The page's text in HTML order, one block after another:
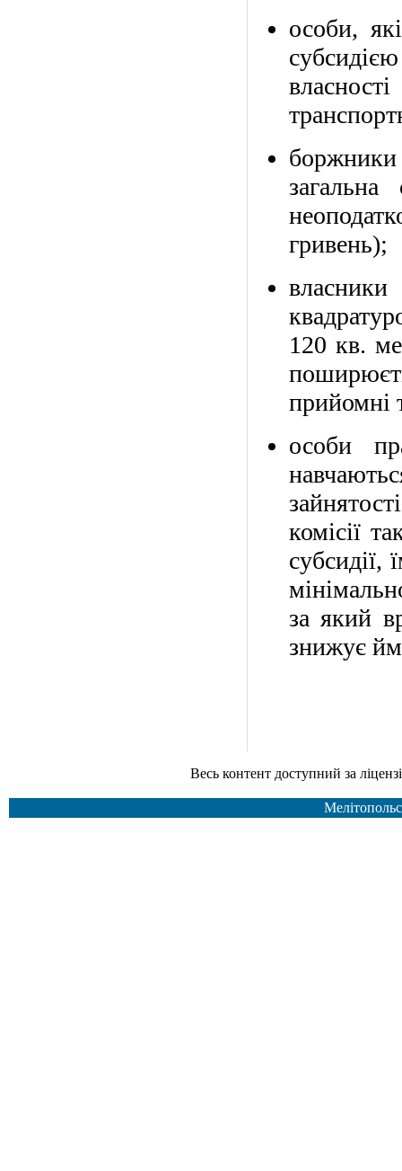
особи,
гривень);
120 кв.
прийомні
особи
комісії
субсидії,
за який
знижує
Весь контент доступний за ліцензією Creative